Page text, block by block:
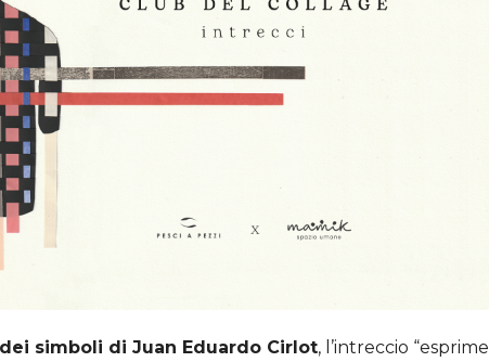
simboli di Juan Eduardo Cirlot, l’intreccio “esprime